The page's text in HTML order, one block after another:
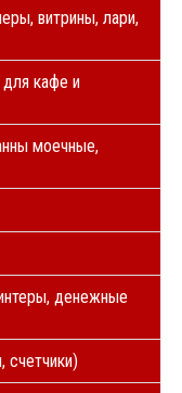
витрины, лари,
кафе и
моечные,
денежные
счетчики)